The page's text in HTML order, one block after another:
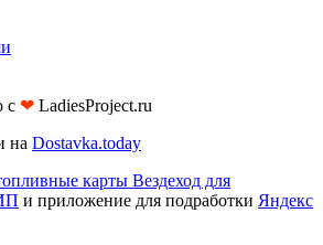
с ❤︎ LadiesProject.ru
на Dostavka.today
карты Вездеход для
и приложение для подработки Яндекс